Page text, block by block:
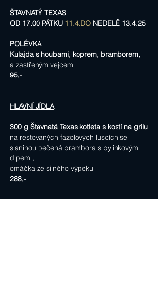
ŠTAVNATÝ TEXAS
OD 17.00 PÁTKU 11.4.DO NEDELĚ 13.4.25
POLÉVKA
Kulajda s houbami, koprem, bramborem,
a zastřeným vejcem
95,-
HLAVNÍ JÍDLA
300 g Štavnatá Texas kotleta s kostí na grilu
na restovaných fazolových luscích se
slaninou pečená brambora s bylinkovým
dipem ,
omáčka ze silného výpeku
288,-